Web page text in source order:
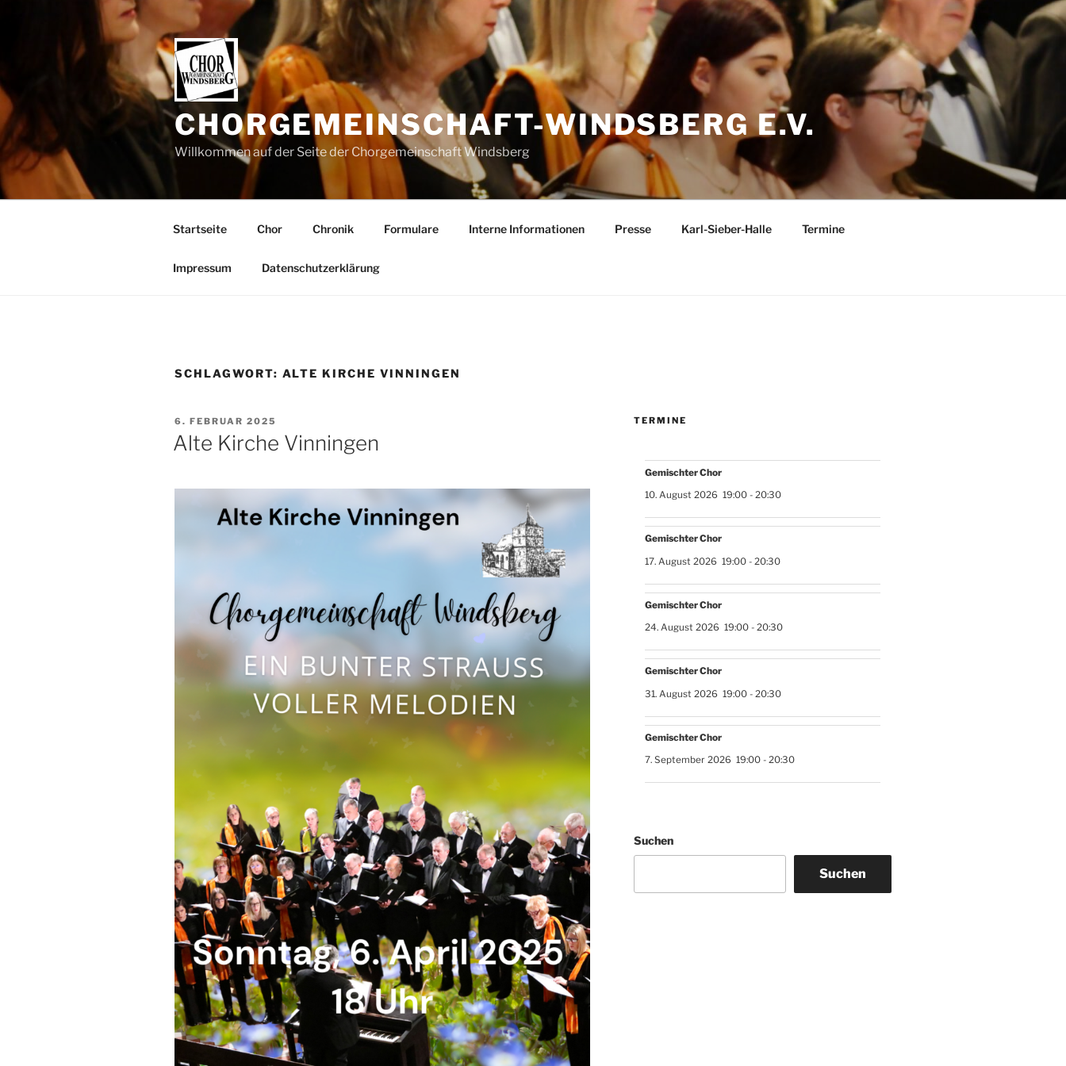
CHORGEMEINSCHAFT-WINDSBERG E.V.
Willkommen auf der Seite der Chorgemeinschaft Windsberg
Startseite Chor Chronik Formulare Interne Informationen Presse Karl-Sieber-Halle Termine
Impressum Datenschutzerklärung
SCHLAGWORT: ALTE KIRCHE VINNINGEN
VERÖFFENTLICHT
AM
6. FEBRUAR 2025
Alte Kirche Vinningen
TERMINE
Gemischter Chor
10. August 2026 19:00- 20:30
Gemischter Chor
17. August 2026 19:00- 20:30
Gemischter Chor
24. August 2026 19:00- 20:30
Gemischter Chor
31. August 2026 19:00- 20:30
Gemischter Chor
7. September 2026 19:00- 20:30
Suchen
Suchen